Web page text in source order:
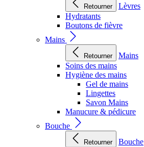
Retourner
Lèvres
Hydratants
Boutons de fièvre
Mains
Retourner
Mains
Soins des mains
Hygiène des mains
Gel de mains
Lingettes
Savon Mains
Manucure & pédicure
Bouche
Retourner
Bouche